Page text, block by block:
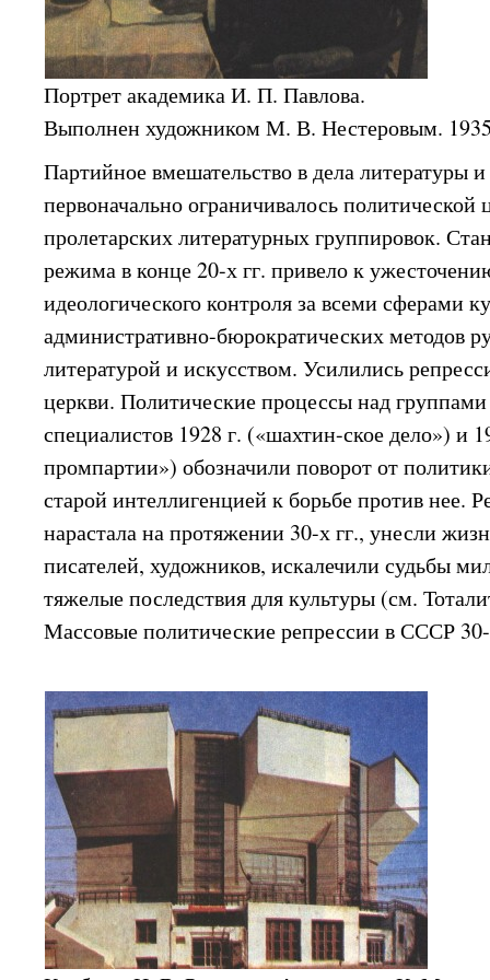
Портрет академика И. П. Павлова.
Выполнен художником М. В. Нестеровым.
Партийное вмешательство в дела литературы и
первоначально ограничивалось
пролетарских литературных группировок.
режима в конце 20-х гг. привело к
идеологического контроля за всеми сферами
административно-бюрократических методов
литературой и искусством. Усилились
церкви. Политические процессы над
специалистов 1928 г. («шахтин-ское дело») и
промпартии») обозначили поворот от
старой интеллигенцией к борьбе против нее.
нарастала на протяжении 30-х гг., унесли
писателей, художников, искалечили судьбы
тяжелые последствия для культуры (см.
Массовые политические репрессии в СССР